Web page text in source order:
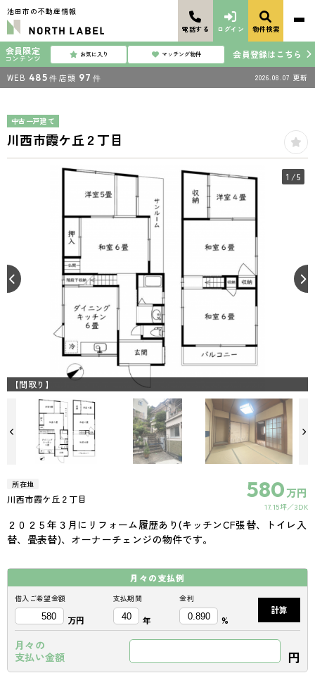
池田市の不動産情報
電話する ログイン 物件検索
会員限定
コンテンツ お気に入り マッチング物件 会員登録はこちら
WEB 485 件 店頭 97 件 2026.08.07 更新
中古一戸建て
川西市霞ケ丘２丁目
1 /5
【間取り】
所在地
川西市霞ケ丘２丁目 580万円
17.15坪 3DK
２０２５年３月にリフォーム履歴あり(キッチンCF張替、トイレ入
替、畳表替)、オーナーチェンジの物件です。
月々の支払例
借入ご希望金額
万円
支払期間
年
金利
%
計算
月々の
支払い金額
円